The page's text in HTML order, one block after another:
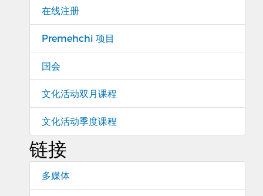
在线注册
Premehchi 项目
国会
文化活动双月课程
文化活动季度课程
链接
多媒体